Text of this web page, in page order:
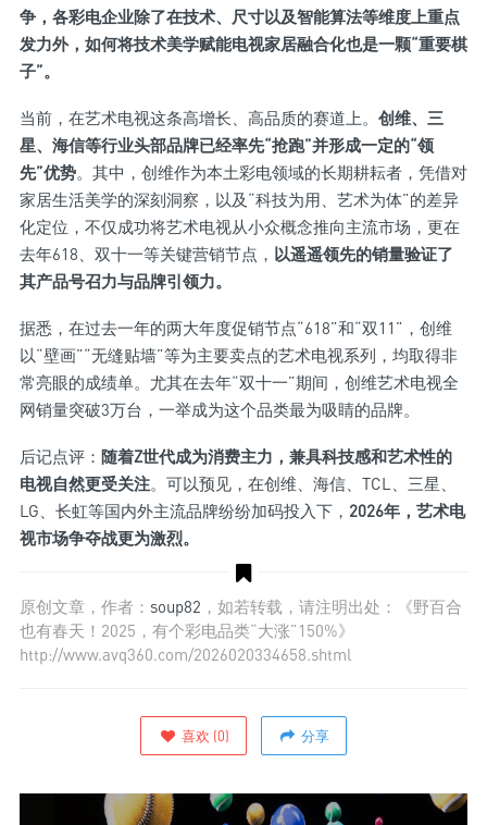
争，各彩电企业除了在技术、尺寸以及智能算法等维度上重点
发力外，如何将技术美学赋能电视家居融合化也是一颗“重要棋
子”。
当前，在艺术电视这条高增长、高品质的赛道上。 创维、三
星、海信等行业头部品牌已经率先“抢跑”并形成一定的“领
先”优势。其中，创维作为本土彩电领域的长期耕耘者，凭借对
家居生活美学的深刻洞察，以及“科技为用、艺术为体”的差异
化定位，不仅成功将艺术电视从小众概念推向主流市场，更在
去年618、双十一等关键营销节点， 以遥遥领先的销量验证了
其产品号召力与品牌引领力。
据悉，在过去一年的两大年度促销节点“618”和“双11”，创维
以“壁画”“无缝贴墙”等为主要卖点的艺术电视系列，均取得非
常亮眼的成绩单。尤其在去年“双十一”期间，创维艺术电视全
网销量突破3万台，一举成为这个品类最为吸睛的品牌。
后记点评： 随着Z世代成为消费主力，兼具科技感和艺术性的
电视自然更受关注。可以预见，在创维、海信、TCL、三星、
LG、长虹等国内外主流品牌纷纷加码投入下， 2026年，艺术电
视市场争夺战更为激烈。
原创文章，作者： soup82 ，如若转载，请注明出处：《野百合
也有春天！2025，有个彩电品类“大涨”150%》
http://www.avq360.com/2026020334658.shtml
喜欢 (0) 分享